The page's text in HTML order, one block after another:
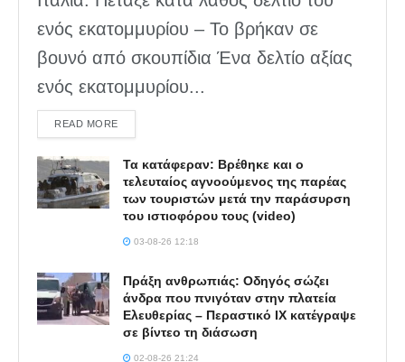
ενός εκατομμυρίου – Το βρήκαν σε
βουνό από σκουπίδια Ένα δελτίο αξίας
ενός εκατομμυρίου...
READ MOREDETAILS
Τα κατάφεραν: Βρέθηκε και ο
τελευταίος αγνοούμενος της παρέας
των τουριστών μετά την παράσυρση
του ιστιοφόρου τους (video)
03-08-26 12:18
Πράξη ανθρωπιάς: Οδηγός σώζει
άνδρα που πνιγόταν στην πλατεία
Ελευθερίας – Περαστικό ΙΧ κατέγραψε
σε βίντεο τη διάσωση
02-08-26 21:24